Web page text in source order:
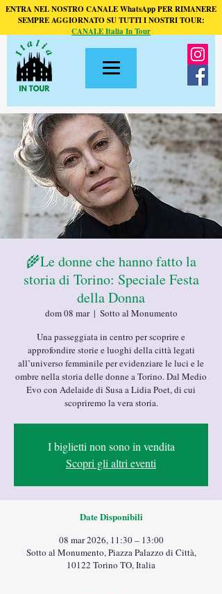
ENTRA NEL NOSTRO CANALE WhatsApp PER RIMANERE
SEMPRE AGGIORNATO SU TUTTI I NOSTRI TOUR:
CANALE Italia In Tour
🌾Le donne che hanno fatto la
storia di Torino: Speciale Festa
della Donna
dom 08 mar
  |
Sotto al Monumento
Una passeggiata in centro per scoprire e
approfondire storie e luoghi della città legati
all’universo femminile per evidenziare le luci e le
ombre nella storia delle donne a Torino. Dal Medio
Evo con Adelaide di Susa a Lidia Poet, di cui
scopriremo la vera storia.
I biglietti non sono in vendita
Scopri gli altri eventi
Date Disponibili
08 mar 2026, 11:30 – 13:00
Sotto al Monumento, Piazza Palazzo di Città,
10122 Torino TO, Italia